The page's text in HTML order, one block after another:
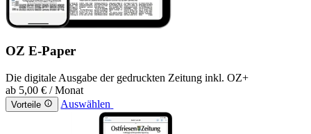
OZ E-Paper
Die digitale Ausgabe der gedruckten Zeitung inkl. OZ+
ab 5,00 € / Monat
Vorteile Auswählen